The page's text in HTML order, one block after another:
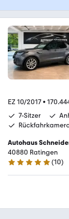
EZ 10/2017•
7-Sitzer
Autohaus
40880 Ratingen
5 Sterne
(10)